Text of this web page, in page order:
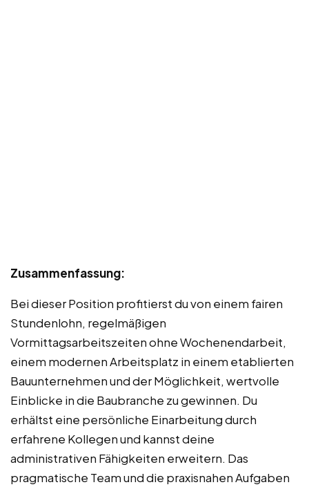
Zusammenfassung:
Bei dieser Position profitierst du von einem fairen
Stundenlohn, regelmäßigen
Vormittagsarbeitszeiten ohne Wochenendarbeit,
einem modernen Arbeitsplatz in einem etablierten
Bauunternehmen und der Möglichkeit, wertvolle
Einblicke in die Baubranche zu gewinnen. Du
erhältst eine persönliche Einarbeitung durch
erfahrene Kollegen und kannst deine
administrativen Fähigkeiten erweitern. Das
pragmatische Team und die praxisnahen Aufgaben